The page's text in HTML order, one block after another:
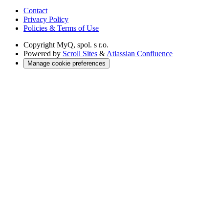
Contact
Privacy Policy
Policies & Terms of Use
Copyright MyQ, spol. s r.o.
Powered by Scroll Sites & Atlassian Confluence
Manage cookie preferences